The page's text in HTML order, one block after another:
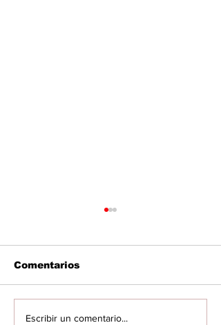
Gobernación sigue
Comentarios
Escribir un comentario...